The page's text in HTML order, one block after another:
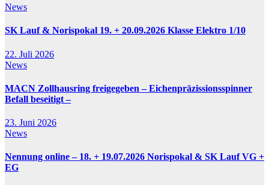
News
SK Lauf & Norispokal 19. + 20.09.2026 Klasse Elektro 1/10
22. Juli 2026
News
MACN Zollhausring freigegeben – Eichenpräzissionsspinner
Befall beseitigt –
23. Juni 2026
News
Nennung online – 18. + 19.07.2026 Norispokal & SK Lauf VG +
EG